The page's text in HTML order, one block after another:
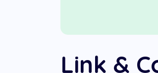
Link &